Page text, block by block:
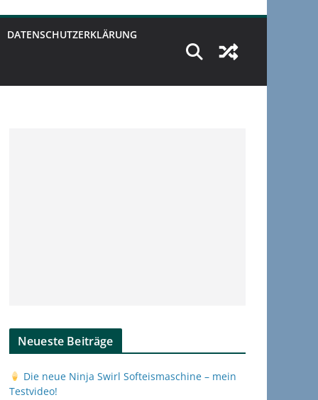
DATENSCHUTZERKLÄRUNG
Neueste Beiträge
Die neue Ninja Swirl Softeismaschine – mein
Testvideo!